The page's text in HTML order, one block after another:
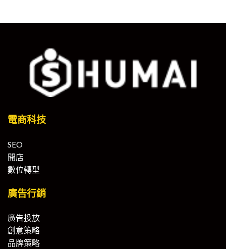
電商科技
SEO
開店
數位轉型
廣告行銷
廣告投放
創意策略
品牌策略